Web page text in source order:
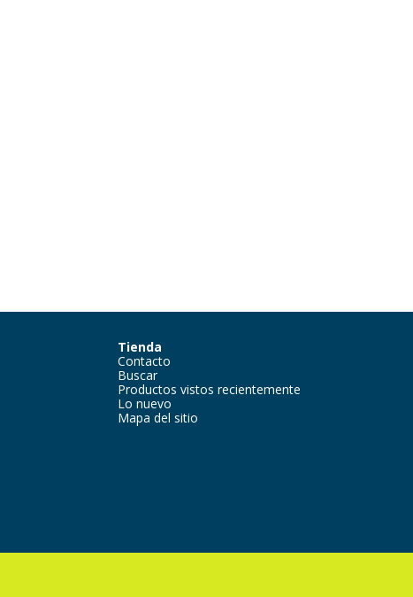
Tienda
Contacto
Buscar
Productos vistos recientemente
Lo nuevo
Mapa del sitio